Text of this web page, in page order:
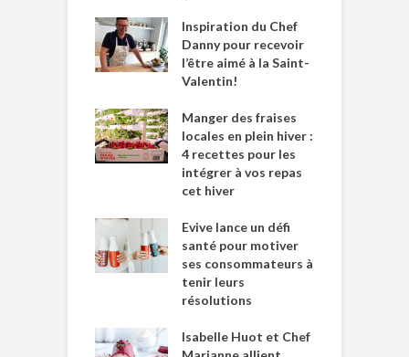
Inspiration du Chef
Danny pour recevoir
l’être aimé à la Saint-
Valentin!
Manger des fraises
locales en plein hiver :
4 recettes pour les
intégrer à vos repas
cet hiver
Evive lance un défi
santé pour motiver
ses consommateurs à
tenir leurs
résolutions
Isabelle Huot et Chef